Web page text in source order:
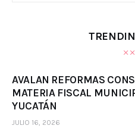
AVALAN REFORMAS
MATERIA FISCAL
YUCATÁN
JULIO 16, 2026